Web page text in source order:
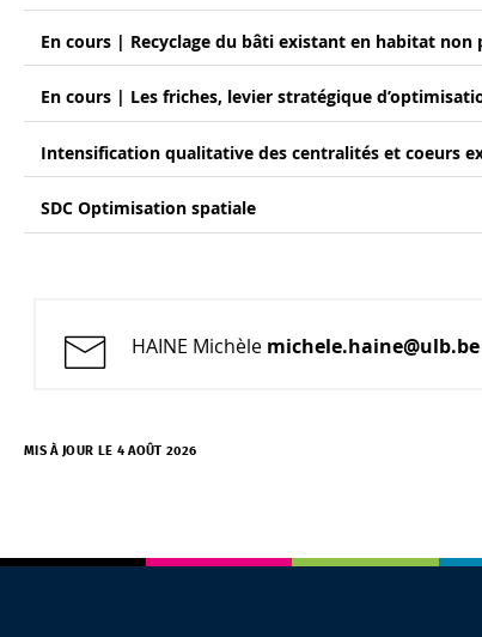
En cours | Recyclage du bâti existant en habitat
En cours | Les friches, levier stratégique
Intensification qualitative des centralités et coeurs
SDC Optimisation spatiale
HAINE Michèle michele.haine@ulb.be
MIS À JOUR LE 4 AOÛT 2026